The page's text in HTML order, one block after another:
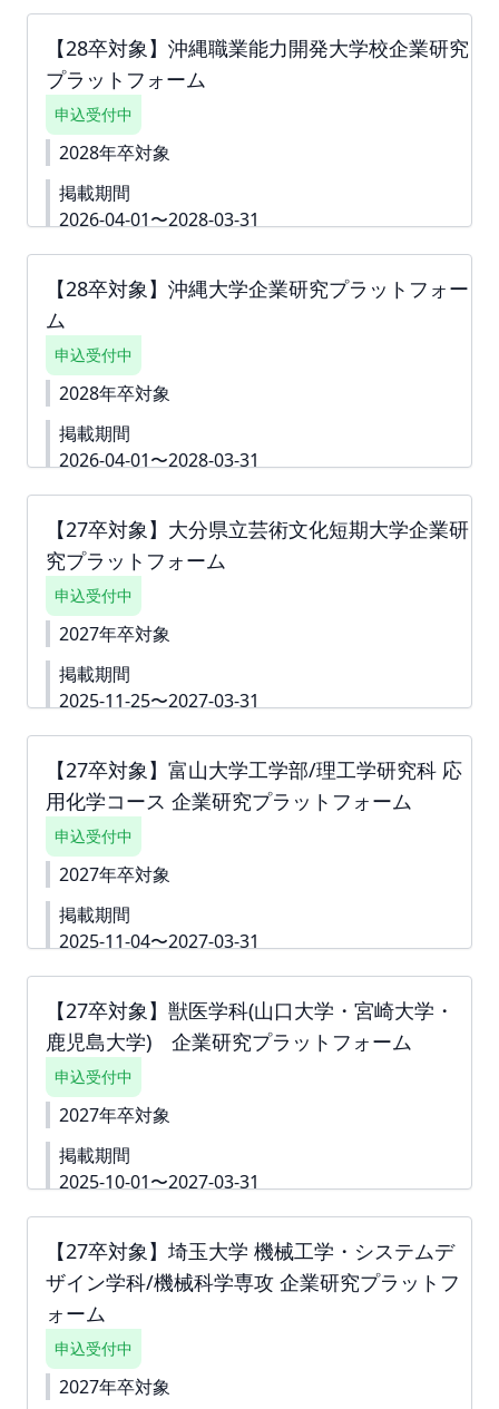
ウンロードいただき、翌月末までにお支払いのほど
よろしくお願いいたします。
▼本プラットフォームの詳細資料です
https://second-
campus.net/upload/freepage/6919a93b3b394.pdf
下書き機能はございません。 「回答内容を学生に公
開しない」というチェック付きの質問は 「ダミー」
や「000」などをご入力いただき、 「回答内容を学
生に公開しない」というチェックボックスへチェッ
す。 ※掲載確定後も何度でも編集可能です。 ※ご請
求書は掲載が確定した月末に発行いたします。 ツ
ドいただきご対応をよろしくお願いいたします。
お支払い締切は翌月末でございます。
【28卒対象】沖縄職業能力開発大学校企業研究
プラットフォーム
申込受付中
2028年卒対象
掲載期間
2026-04-01〜2028-03-31
下書き機能はございません。 「回答内容を学生に公
開しない」というチェック付きの質問は 「ダミー」
や「000」などをご入力いただき、 「回答内容を学
生に公開しない」というチェックボックスへチェッ
クをしてお申込みを進めていただくことも可能で
す。 ※掲載確定後も何度でも編集可能です。 ※ご請
求書は掲載が確定した月末に発行いたします。 ツ
ドいただきご対応をよろしくお願いいたします。
お支払い締切は翌月末でございます。 詳細資料
campus.net/upload/freepage/69127d00a2ed0.pdf
【28卒対象】沖縄大学企業研究プラットフォー
ム
申込受付中
2028年卒対象
掲載期間
2026-04-01〜2028-03-31
下書き機能はございません。 「回答内容を学生に公
開しない」というチェック付きの質問は 「ダミー」
や「000」などをご入力いただき、 「回答内容を学
生に公開しない」というチェックボックスへチェッ
クをしてお申込みを進めていただくことも可能で
す。 ※掲載確定後も何度でも編集可能です。 ※ご請
求書は掲載が確定した月末に発行いたします。 ツ
ドいただきご対応をよろしくお願いいたします。
お支払い締切は翌月末でございます。 詳細資料
campus.net/upload/freepage/690aa9041c32b.pdf
【27卒対象】大分県立芸術文化短期大学企業研
究プラットフォーム
申込受付中
2027年卒対象
掲載期間
2025-11-25〜2027-03-31
下書き機能はございません。 すぐに入力できない内
容がある場合は、「ダミー」や「000」などをご入力
して進んでください。 ※掲載確定後も何度でも編集
可能です。 ▼詳細資料https://second-
campus.net/upload/freepage/69040c93de90a.pdf
※ご請求書は掲載が確定した月末に発行いたしま
す。
【27卒対象】富山大学工学部/理工学研究科 応
用化学コース 企業研究プラットフォーム
申込受付中
2027年卒対象
掲載期間
2025-11-04〜2027-03-31
詳細資料https://second-
campus.net/upload/freepage/68dfdf97eb2d1.pdf
※ご請求書は掲載が確定した月末に発行いたしま
す。 下書き機能はございません。 「回答内容を学生
に公開しない」というチェック付きの質問は 「ダミ
ー」や「000」などをご入力いただき、 「回答内容
を学生に公開しない」というチェックボックスへチ
です。 ※掲載確定後も何度でも編集可能です。
【27卒対象】獣医学科(山口大学・宮崎大学・
鹿児島大学) 企業研究プラットフォーム
申込受付中
2027年卒対象
掲載期間
2025-10-01〜2027-03-31
▼詳細資料https://second-
campus.net/upload/freepage/68ac23e6bb29a.pdf
※ご請求書は掲載が確定した月末に発行いたします。
下書き機能はございません。 「回答内容を学生に公
開しない」というチェック付きの質問は 「ダミー」
や「000」などをご入力いただき、 「回答内容を学
生に公開しない」というチェックボックスへチェッ
クをしてお申込みを進めていただくことも可能で
す。 ※掲載確定後も何度でも編集可能です。
【27卒対象】埼玉大学 機械工学・システムデ
ザイン学科/機械科学専攻 企業研究プラットフ
ォーム
申込受付中
2027年卒対象